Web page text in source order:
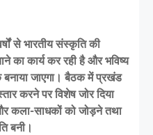
से भारतीय संस्कृति की
का कार्य कर रही है और भविष्य
बनाया जाएगा। बैठक में प्रखंड
करने पर विशेष जोर दिया
कला-साधकों को जोड़ने तथा
बनी।